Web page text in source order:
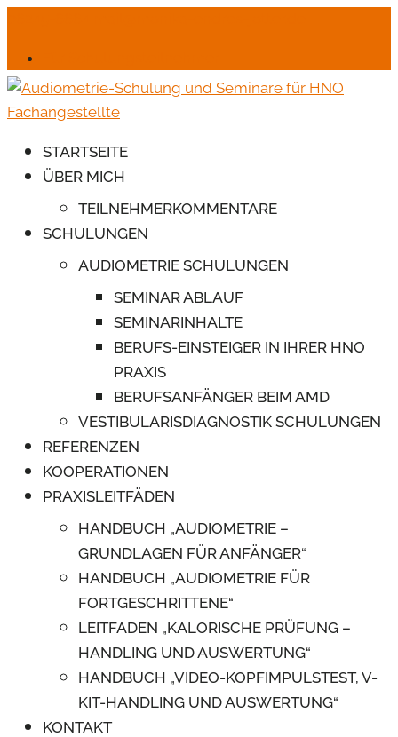
STARTSEITE
ÜBER MICH
TEILNEHMERKOMMENTARE
SCHULUNGEN
AUDIOMETRIE SCHULUNGEN
SEMINAR ABLAUF
SEMINARINHALTE
BERUFS-EINSTEIGER IN IHRER HNO
PRAXIS
BERUFSANFÄNGER BEIM AMD
VESTIBULARISDIAGNOSTIK SCHULUNGEN
REFERENZEN
KOOPERATIONEN
PRAXISLEITFÄDEN
HANDBUCH „AUDIOMETRIE –
GRUNDLAGEN FÜR ANFÄNGER“
HANDBUCH „AUDIOMETRIE FÜR
FORTGESCHRITTENE“
LEITFADEN „KALORISCHE PRÜFUNG –
HANDLING UND AUSWERTUNG“
HANDBUCH „VIDEO-KOPFIMPULSTEST, V-
KIT-HANDLING UND AUSWERTUNG“
KONTAKT